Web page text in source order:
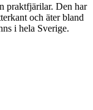
praktfjärilar. Den har
och äter bland
i hela Sverige.